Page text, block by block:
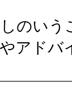
のいう
アドバ